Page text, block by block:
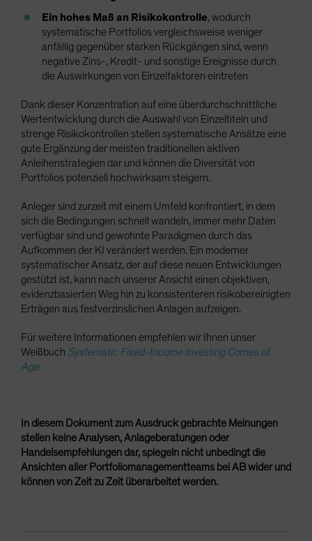
Ein hohes Maß an Risikokontrolle, wodurch
systematische Portfolios vergleichsweise weniger
anfällig gegenüber starken Rückgängen sind, wenn
negative Zins-, Kredit- und sonstige Ereignisse durch
die Auswirkungen von Einzelfaktoren eintreten
Dank dieser Konzentration auf eine überdurchschnittliche
Wertentwicklung durch die Auswahl von Einzeltiteln und
strenge Risikokontrollen stellen systematische Ansätze eine
gute Ergänzung der meisten traditionellen aktiven
Anleihenstrategien dar und können die Diversität von
Portfolios potenziell hochwirksam steigern.
Anleger sind zurzeit mit einem Umfeld konfrontiert, in dem
sich die Bedingungen schnell wandeln, immer mehr Daten
verfügbar sind und gewohnte Paradigmen durch das
Aufkommen der KI verändert werden. Ein moderner
systematischer Ansatz, der auf diese neuen Entwicklungen
gestützt ist, kann nach unserer Ansicht einen objektiven,
evidenzbasierten Weg hin zu konsistenteren risikobereinigten
Erträgen aus festverzinslichen Anlagen aufzeigen.
Für weitere Informationen empfehlen wir Ihnen unser
Weißbuch Systematic Fixed-Income Investing Comes of
Age.
In diesem Dokument zum Ausdruck gebrachte Meinungen
stellen keine Analysen, Anlageberatungen oder
Handelsempfehlungen dar, spiegeln nicht unbedingt die
Ansichten aller Portfoliomanagementteams bei AB wider und
können von Zeit zu Zeit überarbeitet werden.